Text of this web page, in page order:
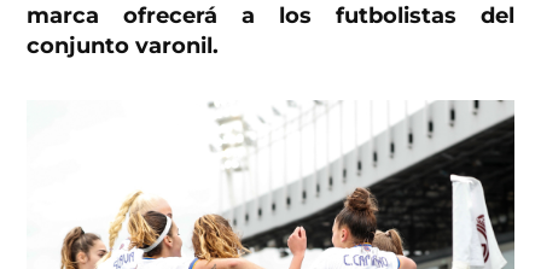
marca ofrecerá a los futbolistas del
conjunto varonil.